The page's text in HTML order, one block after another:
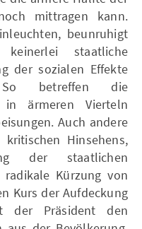
mittragen kann.
beunruhigt
staatliche
der sozialen Effekte
betreffen die
in ärmeren Vierteln
Auch andere
Hinsehens,
der staatlichen
Kürzung von
Kurs der Aufdeckung
der Präsident den